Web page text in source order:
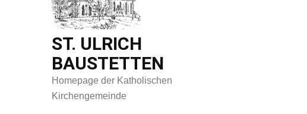
ST. ULRICH
BAUSTETTEN
Homepage der Katholischen
Kirchengemeinde